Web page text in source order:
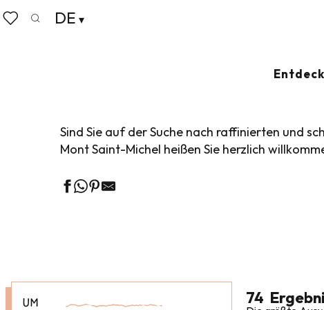
Aller
au
DE
Startseite
GOURMET-
Sind Sie auf der Suche nach raffinierten und
Mont Saint-Michel heißen Sie herzlich
UM 74